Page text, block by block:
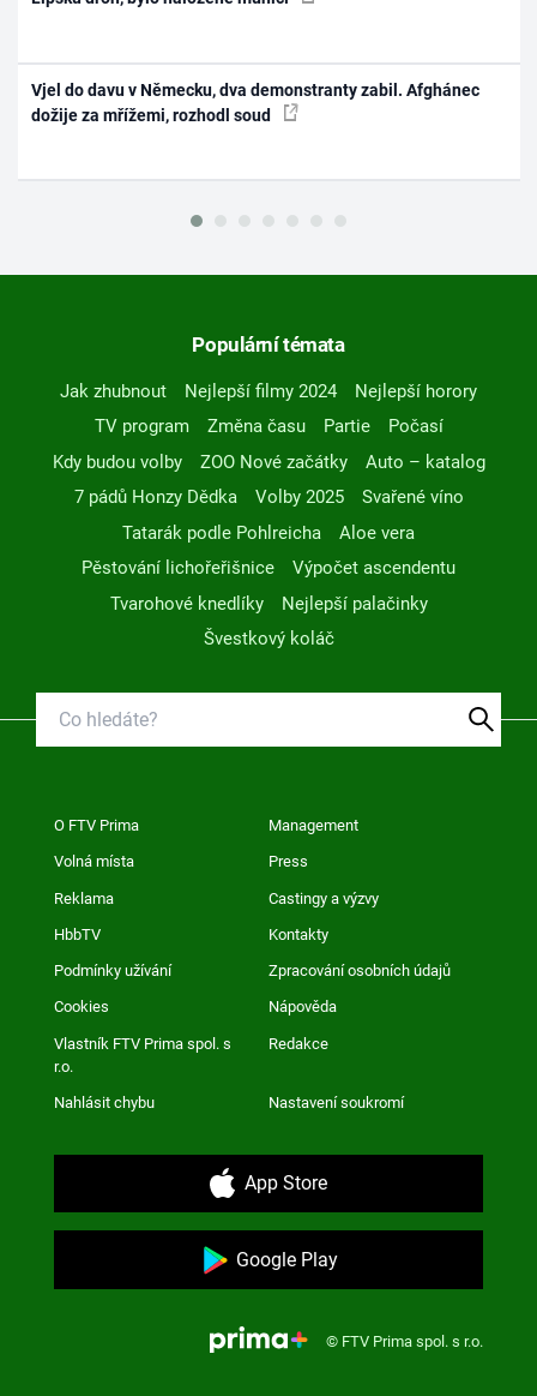
Vjel do davu v Německu, dva demonstranty zabil. Afghánec
dožije za mřížemi, rozhodl soud
Populární témata
Jak zhubnout Nejlepší filmy 2024
Nejlepší horory
TV program
Změna času Partie
Počasí
Kdy budou volby
ZOO Nové začátky
Auto – katalog
7 pádů Honzy Dědka
Volby 2025
Svařené víno
Tatarák podle Pohlreicha
Aloe vera
Pěstování lichořeřišnice
Výpočet ascendentu
Tvarohové knedlíky
Nejlepší palačinky
Švestkový koláč
O FTV Prima Management
Volná místa Press
Reklama Castingy a výzvy
HbbTV Kontakty
Podmínky užívání Zpracování osobních údajů
Cookies Nápověda
Vlastník FTV Prima spol. s
r.o.
Redakce
Nahlásit chybu Nastavení soukromí
App Store
Google Play
© FTV Prima spol. s r.o.